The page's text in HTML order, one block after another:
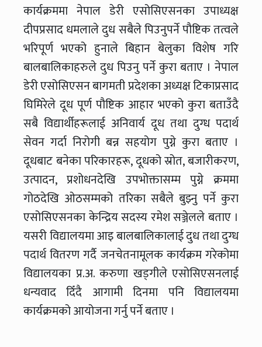
कार्यक्रममा नेपाल डेरी एसोसिएसनका उपाध्यक्ष
दीपप्रसाद धमलाले दुध सबैले पिउनुपर्ने पौष्टिक तत्वले
भरिपूर्ण भएको हुनाले बिहान बेलुका विशेष गरि
बालबालिकाहरुले दुध पिउनु पर्ने कुरा बताए । नेपाल
डेरी एसोसिएसन बागमती प्रदेशका अध्यक्ष टिकाप्रसाद
घिमिरेले दूध पूर्ण पौष्टिक आहार भएको कुरा बताउँदै
सबै विद्यार्थीहरूलाई अनिवार्य दूध तथा दुग्ध पदार्थ
सेवन गर्दा निरोगी बन्न सहयोग पुग्ने कुरा बताए ।
दूधबाट बनेका परिकारहरू, दूधको स्रोत, बजारीकरण,
उत्पादन, प्रशोधनदेखि उपभोक्तासम्म पुग्ने क्रममा
गोठदेखि ओठसम्मको तरिका सबैले बुझ्नु पर्ने कुरा
एसोसिएसनका केन्द्रिय सदस्य रमेश सञ्जेलले बताए ।
यसरी विद्यालयमा आइ बालबालिकालाई दुध तथा दुग्ध
पदार्थ वितरण गर्दै जनचेतनामूलक कार्यक्रम गरेकोमा
विद्यालयका प्र.अ. करुणा खड्गीले एसोसिएसनलाई
धन्यवाद दिँदै आगामी दिनमा पनि विद्यालयमा
कार्यक्रमको आयोजना गर्नु पर्ने बताए ।